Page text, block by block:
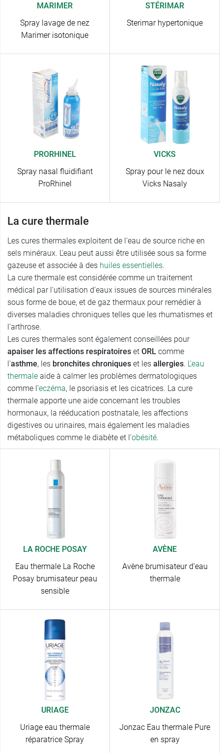
MARIMER
Spray lavage de nez
Marimer isotonique
STÉRIMAR
Sterimar hypertonique
PRORHINEL
Spray nasal fluidifiant
ProRhinel
VICKS
Spray pour le nez doux
Vicks Nasaly
La cure thermale
Les cures thermales exploitent de l'eau de source riche en
sels minéraux. L'eau peut aussi être utilisée sous sa forme
gazeuse et associée à des huiles essentielles.
La cure thermale est considérée comme un traitement
médical par l'utilisation d'eaux issues de sources minérales
sous forme de boue, et de gaz thermaux pour remédier à
diverses maladies chroniques telles que les rhumatismes et
l'arthrose.
Les cures thermales sont également conseillées pour
apaiser les affections respiratoires et ORL comme
l'asthme, les bronchites chroniques et les allergies. L'eau
thermale aide à calmer les problèmes dermatologiques
comme l'eczéma, le psoriasis et les cicatrices. La cure
thermale apporte une aide concernant les troubles
hormonaux, la rééducation postnatale, les affections
digestives ou urinaires, mais également les maladies
métaboliques comme le diabète et l'obésité.
LA ROCHE POSAY
Eau thermale La Roche
Posay brumisateur peau
sensible
AVÈNE
Avène brumisateur d'eau
thermale
URIAGE
Uriage eau thermale
réparatrice Spray
JONZAC
Jonzac Eau thermale Pure
en spray